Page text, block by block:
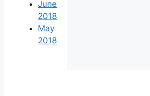
June
2018
May
2018